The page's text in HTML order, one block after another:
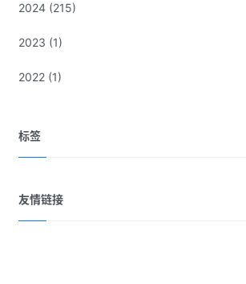
2024 (215)
2023 (1)
2022 (1)
标签
友情链接